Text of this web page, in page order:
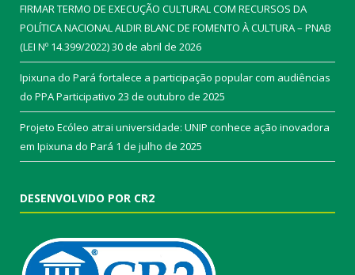
FIRMAR TERMO DE EXECUÇÃO CULTURAL COM RECURSOS DA
POLÍTICA NACIONAL ALDIR BLANC DE FOMENTO À CULTURA – PNAB
(LEI Nº 14.399/2022)30 de abril de 2026
Ipixuna do Pará fortalece a participação popular com audiências
do PPA Participativo 23 de outubro de 2025
Projeto Ecóleo atrai universidade: UNIP conhece ação inovadora
em Ipixuna do Pará 1 de julho de 2025
DESENVOLVIDO POR CR2